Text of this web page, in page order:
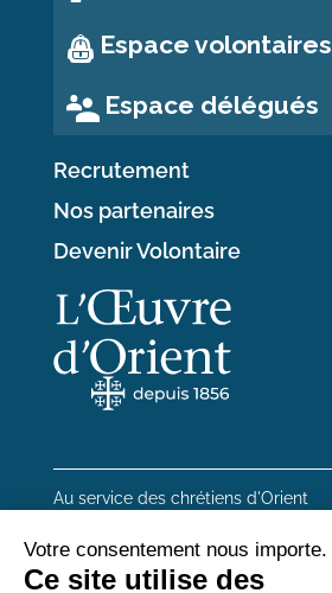
Espace volontaires
Espace délégués
Recrutement
Nos partenaires
Devenir Volontaire
Au service des chrétiens d'Orient
20 rue du Regard 75006 Paris